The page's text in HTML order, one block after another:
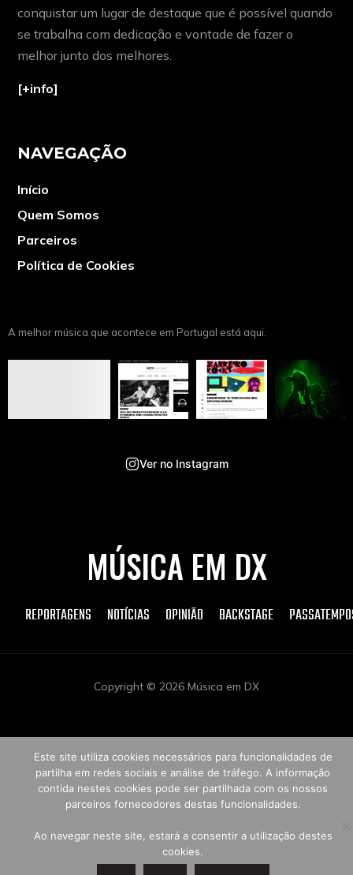
conquistar um lugar de destaque que é possível quando
se trabalha com dedicação e vontade de fazer o
melhor junto dos melhores.
[+info]
NAVEGAÇÃO
Início
Quem Somos
Parceiros
Política de Cookies
A melhor música que acontece em Portugal está aqui.
Ver no Instagram
MÚSICA EM DX
REPORTAGENS NOTÍCIAS OPINIÃO BACKSTAGE
Copyright © 2026 Música em DX
Este site utiliza cookies necessários para funcionalidades de
partilha em redes sociais e análise de tráfego. A informação
contida nestes cookies pode ser partilhada com os nossos
parceiros fornecedores destas funcionalidades.
Ao navegar neste site, estará a consentir a utilização destes
cookies.